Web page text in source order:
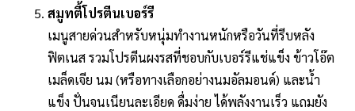
สมูทตี้โปรตีนเบอร์รี
เมนูสายด่วนสำหรับหนุ่มทำงานหนักหรือวันที่รีบหลัง
ฟิตเนส รวมโปรตีนผงรสที่ชอบกับเบอร์รีแช่แข็ง ข้าวโอ๊ต
เมล็ดเจีย นม (หรือทางเลือกอย่างนมอัลมอนด์) และน้ำ
แข็ง ปั่นจนเนียนละเอียด ดื่มง่าย ได้พลังงานเร็ว แถมยัง